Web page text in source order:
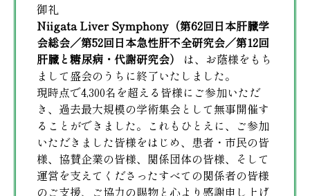
御礼
Niigata Liver Symphony（第62回日本肝臓学
会総会／第52回日本急性肝不全研究会／第12回
肝臓と糖尿病・代謝研究会） は、お蔭様をもち
まして盛会のうちに終了いたしました。
現時点で4,300名を超える皆様にご参加いただ
き、過去最大規模の学術集会として無事開催す
ることができました。これもひとえに、ご参加
いただきました皆様をはじめ、患者・市民の皆
様、協賛企業の皆様、関係団体の皆様、そして
運営を支えてくださったすべての関係者の皆様
のご支援、ご協力の賜物と心より感謝申し上げ